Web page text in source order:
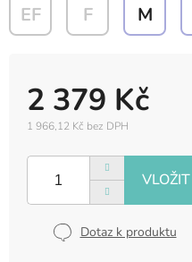
2 379 Kč
1 966,12 Kč bez DPH
cena:
Dotaz k produktu
EF F M